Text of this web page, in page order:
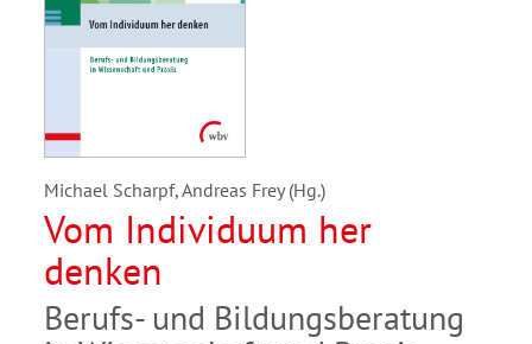
Michael Scharpf, Andreas Frey (Hg.)
Vom Individuum her
denken
Berufs- und Bildungsberatung